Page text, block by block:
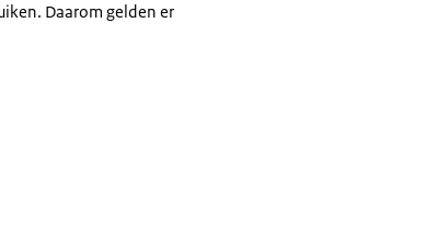
Daarom gelden er